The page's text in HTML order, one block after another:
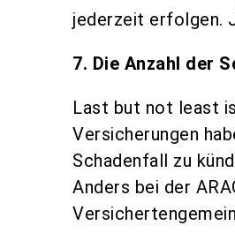
jederzeit erfolgen.
7. Die Anzahl der
Last but not least
Versicherungen
Schadenfall zu
Anders bei der